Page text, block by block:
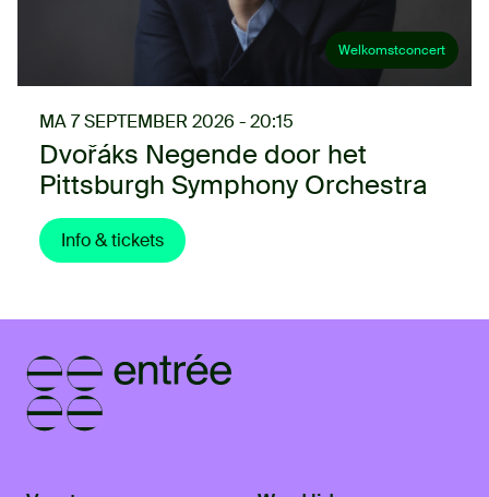
Welkomstconcert
MA 7 SEPTEMBER 2026 - 20:15
Dvořáks Negende door het
Pittsburgh Symphony Orchestra
Info & tickets